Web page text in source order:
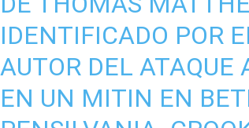
IDENTIFICADO POR
AUTOR DEL ATAQUE
EN UN MITIN EN